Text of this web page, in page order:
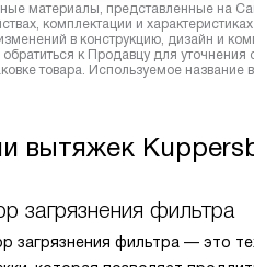
материалы, представленные на
комплектации и
в конструкцию, дизайн и
к Продавцу для
товара. Используемое название
вытяжек
загрязнения фильтра
загрязнения фильтра — это